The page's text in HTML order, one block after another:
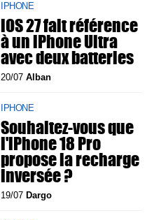
IPHONE
iOS 27 fait référence
à un iPhone Ultra
avec deux batteries
20/07Alban
IPHONE
Souhaitez-vous que
l'iPhone 18 Pro
propose la recharge
inversée ?
19/07 Dargo